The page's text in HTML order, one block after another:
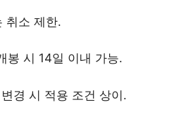
취소 제한.
봉 시 14일 이내 가능.
경 시 적용 조건 상이.